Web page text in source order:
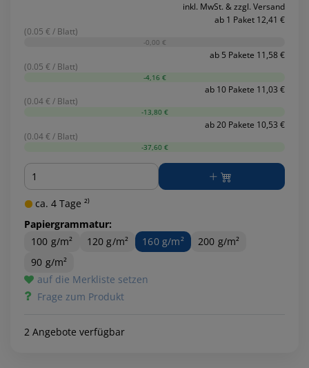
inkl. MwSt. & zzgl. Versand
ab 1 Paket 12,41 €
(0.05 € / Blatt)
-0,00 €
ab 5 Pakete 11,58 €
(0.05 € / Blatt)
-4,16 €
ab 10 Pakete 11,03 €
(0.04 € / Blatt)
-13,80 €
ab 20 Pakete 10,53 €
(0.04 € / Blatt)
-37,60 €
Menge
ca. 4 Tage ²⁾
Papiergrammatur:
100 g/m²
120 g/m² 160 g/m²
200 g/m²
90 g/m²
auf die Merkliste setzen
Frage zum Produkt
2 Angebote verfügbar